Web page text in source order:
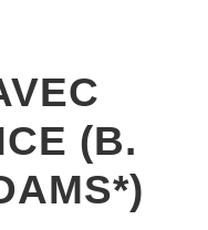
(B.